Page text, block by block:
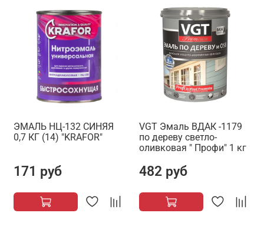
ЭМАЛЬ НЦ-132 СИНЯЯ
0,7 КГ (14) "KRAFOR"
171 руб
VGT Эмаль ВДАК -1179
по дереву светло-
оливковая " Профи" 1 кг
482 руб